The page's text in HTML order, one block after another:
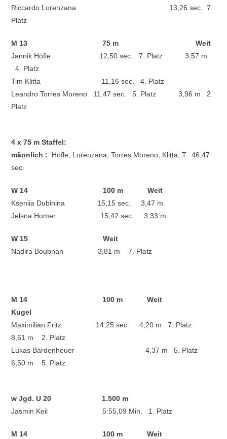
Riccardo Lorenzana 13,26 sec. 7.
Platz
M 13 75 m Weit
Jannik Höfle 12,50 sec. 7. Platz 3,57 m
4. Platz
Tim Klitta 11,16 sec. 4. Platz
Leandro Torres Moreno 11,47 sec. 5. Platz 3,96 m 2.
Platz
4 x 75 m Staffel:
männlich : Höfle, Lorenzana, Torres Moreno, Klitta, T. 46,47
sec.
W 14 100 m Weit
Kseniia Dubinina 15,15 sec. 3,47 m
Jelsna Homer 15,42 sec. 3,33 m
W 15 Weit
Nadira Boubnan 3,81 m 7. Platz
M 14 100 m Weit
Kugel
Maximilian Fritz 14,25 sec. 4,20 m 7. Platz
8,61 m 2. Platz
Lukas Bardenheuer 4,37 m 5. Platz
6,50 m 5. Platz
w Jgd. U 20 1.500 m
Jasmin Keil 5:55,09 Min. 1. Platz
M 14 100 m Weit